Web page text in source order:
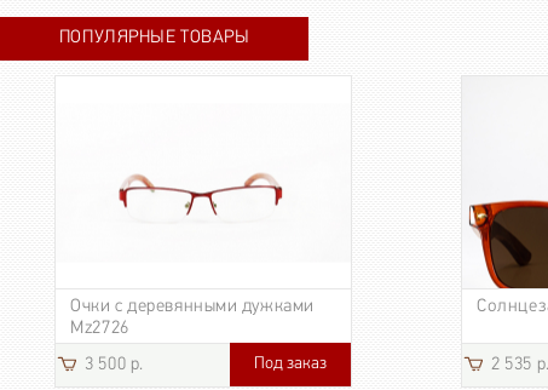
ПОПУЛЯРНЫЕ ТОВАРЫ
Очки с деревянными дужками
Mz2726
3 500 р.
Под заказ 2 535 р.